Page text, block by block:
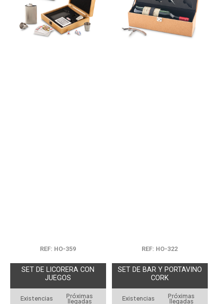
REF: HO-359
SET DE LICORERA CON
JUEGOS
Existencias
Próximas
llegadas
REF: HO-322
SET DE BAR Y PORTAVINO
CORK
Existencias
Próximas
llegadas